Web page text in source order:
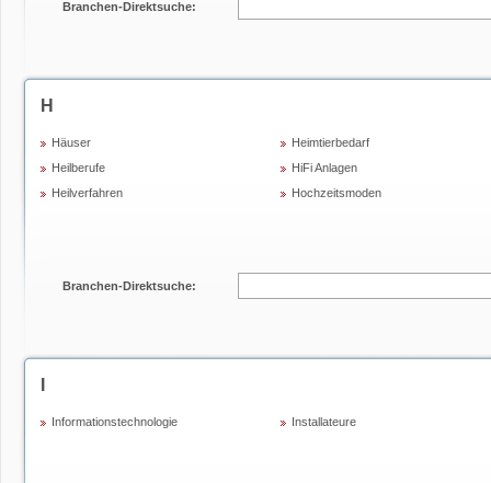
Branchen-Direktsuche:
H
Häuser
Heilberufe
Heilverfahren
Heimtierbedarf
HiFi Anlagen
Hochzeitsmoden
Branchen-Direktsuche:
Informationstechnologie Installateure